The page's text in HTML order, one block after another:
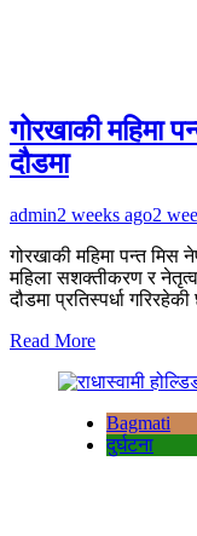
गोरखाकी महिमा
दौडमा
admin2 weeks ago2
गोरखाकी महिमा पन्त
महिला सशक्तीकरण र नेतृत्व
दौडमा प्रतिस्पर्धा
Read More
Bagmati
दुर्घटना